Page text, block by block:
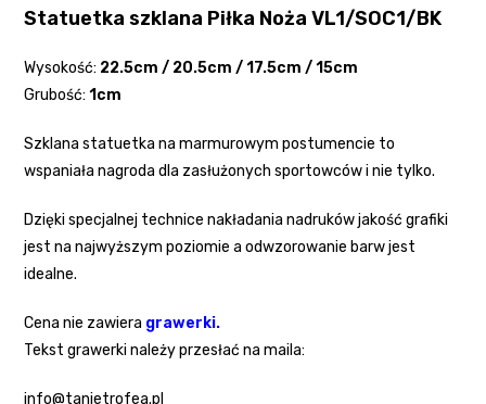
Statuetka szklana Piłka Noża VL1/SOC1/BK
Wysokość: 22.5cm / 20.5cm / 17.5cm / 15cm
Grubość:1cm
Szklana statuetka na marmurowym postumencie to
wspaniała nagroda dla zasłużonych sportowców i nie tylko.
Dzięki specjalnej technice nakładania nadruków jakość grafiki
jest na najwyższym poziomie a odwzorowanie barw jest
idealne.
Cena nie zawiera grawerki.
Tekst grawerki należy przesłać na maila:
info@tanietrofea.pl